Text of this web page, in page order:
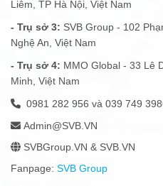
Liêm, TP Hà Nội, Việt Nam
- Trụ sở 3: SVB Group - 102
Nghệ An, Việt Nam
- Trụ sở 4: MMO Global - 33 Lê
Minh, Việt Nam
0981 282 956 và 039 749
Admin@SVB.VN
SVBGroup.VN & SVB.VN
Fanpage: SVB Group